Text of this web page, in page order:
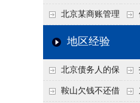
率高吗？未来追账公
司发展趋势引发行业
机
北京某商账管理
服务机构持续提升合
力企业化解应收账款
难题
地区经验
北京债务人的保
证人能不能找？担保 敢
鞍山欠钱不还借